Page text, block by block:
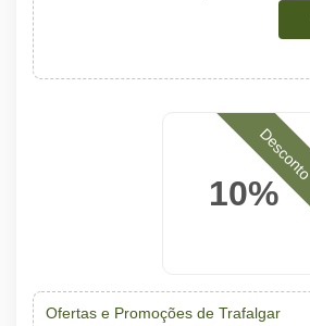
10%
Ofertas e Promoções de Trafalgar